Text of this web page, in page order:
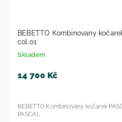
BEBETTO Kombinovany
col.01
Skladem
14 700 Kč
BEBETTO Kombinovany kočarek
PASCAL